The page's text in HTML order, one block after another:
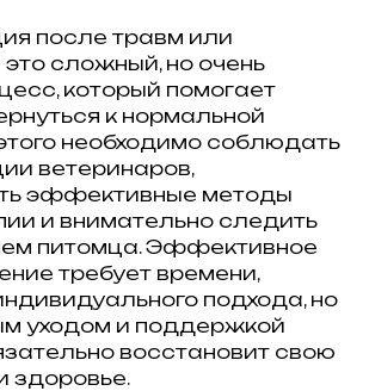
после травм или
сложный, но очень
который помогает
к нормальной
необходимо соблюдать
ветеринаров,
эффективные методы
и внимательно следить
питомца. Эффективное
требует времени,
подхода, но
уходом и поддержкой
восстановит свою
здоровье.
АВТОРСКИХ ПРАВ